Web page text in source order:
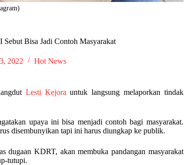
Bisa Jadi Contoh Masyarakat
2022 Hot News
Lesti Kejora untuk langsung melaporkan tindak
upaya ini bisa menjadi contoh bagi masyarakat.
disembunyikan tapi ini harus diungkap ke publik.
KDRT, akan membuka pandangan masyarakat
tutupi.